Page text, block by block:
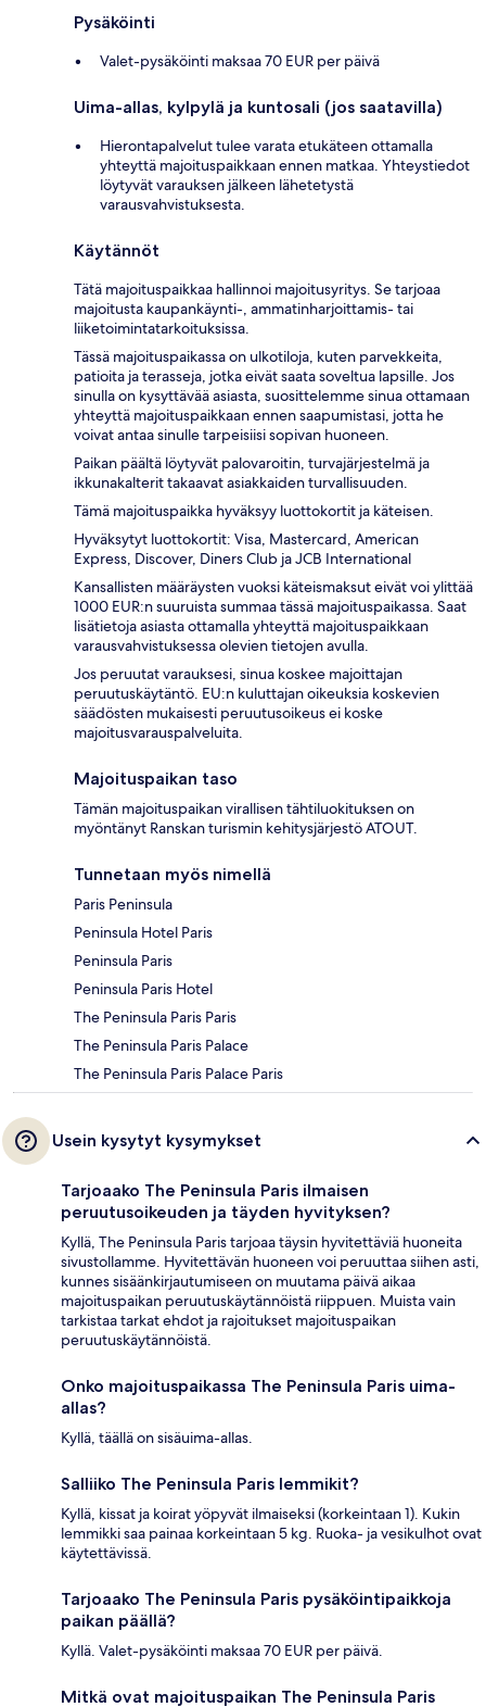
Pysäköinti
Valet-pysäköinti maksaa 70 EUR per päivä
Uima-allas, kylpylä ja kuntosali (jos saatavilla)
Hierontapalvelut tulee varata etukäteen ottamalla
yhteyttä majoituspaikkaan ennen matkaa. Yhteystiedot
löytyvät varauksen jälkeen lähetetystä
varausvahvistuksesta.
Käytännöt
Tätä majoituspaikkaa hallinnoi majoitusyritys. Se tarjoaa
majoitusta kaupankäynti-, ammatinharjoittamis- tai
liiketoimintatarkoituksissa.
Tässä majoituspaikassa on ulkotiloja, kuten parvekkeita,
patioita ja terasseja, jotka eivät saata soveltua lapsille. Jos
sinulla on kysyttävää asiasta, suosittelemme sinua ottamaan
yhteyttä majoituspaikkaan ennen saapumistasi, jotta he
voivat antaa sinulle tarpeisiisi sopivan huoneen.
Paikan päältä löytyvät palovaroitin, turvajärjestelmä ja
ikkunakalterit takaavat asiakkaiden turvallisuuden.
Tämä majoituspaikka hyväksyy luottokortit ja käteisen.
Hyväksytyt luottokortit: Visa, Mastercard, American
Express, Discover, Diners Club ja JCB International
Kansallisten määräysten vuoksi käteismaksut eivät voi ylittää
1000 EUR:n suuruista summaa tässä majoituspaikassa. Saat
lisätietoja asiasta ottamalla yhteyttä majoituspaikkaan
varausvahvistuksessa olevien tietojen avulla.
Jos peruutat varauksesi, sinua koskee majoittajan
peruutuskäytäntö. EU:n kuluttajan oikeuksia koskevien
säädösten mukaisesti peruutusoikeus ei koske
majoitusvarauspalveluita.
Majoituspaikan taso
Tämän majoituspaikan virallisen tähtiluokituksen on
myöntänyt Ranskan turismin kehitysjärjestö ATOUT.
Tunnetaan myös nimellä
Paris Peninsula
Peninsula Hotel Paris
Peninsula Paris
Peninsula Paris Hotel
The Peninsula Paris Paris
The Peninsula Paris Palace
The Peninsula Paris Palace Paris
Usein kysytyt kysymykset
Tarjoaako The Peninsula Paris ilmaisen
peruutusoikeuden ja täyden hyvityksen?
Kyllä, The Peninsula Paris tarjoaa täysin hyvitettäviä huoneita
sivustollamme. Hyvitettävän huoneen voi peruuttaa siihen asti,
kunnes sisäänkirjautumiseen on muutama päivä aikaa
majoituspaikan peruutuskäytännöistä riippuen. Muista vain
tarkistaa tarkat ehdot ja rajoitukset majoituspaikan
peruutuskäytännöistä.
Onko majoituspaikassa The Peninsula Paris uima-
allas?
Kyllä, täällä on sisäuima-allas.
Salliiko The Peninsula Paris lemmikit?
Kyllä, kissat ja koirat yöpyvät ilmaiseksi (korkeintaan 1). Kukin
lemmikki saa painaa korkeintaan 5 kg. Ruoka- ja vesikulhot ovat
käytettävissä.
Tarjoaako The Peninsula Paris pysäköintipaikkoja
paikan päällä?
Kyllä. Valet-pysäköinti maksaa 70 EUR per päivä.
Mitkä ovat majoituspaikan The Peninsula Paris